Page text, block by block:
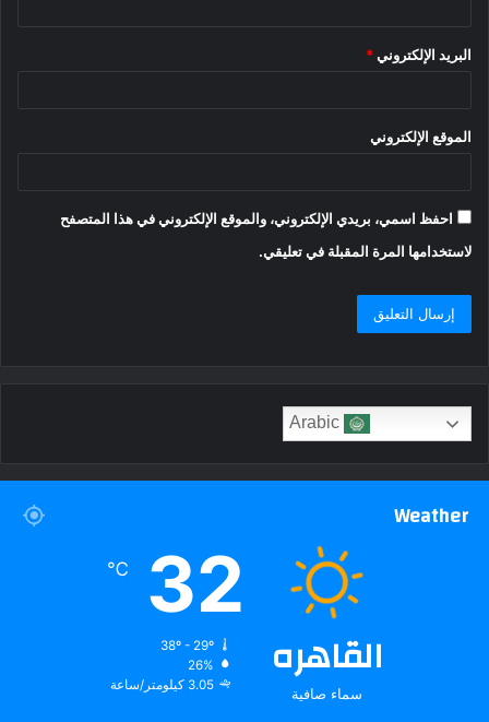
البريد الإلكتروني *
الموقع الإلكتروني
احفظ اسمي، بريدي الإلكتروني، والموقع الإلكتروني في هذا المتصفح
لاستخدامها المرة المقبلة في تعليقي.
Weather
القاهره
سماء صافية
32
℃
38º - 29º
26%
3.05 كيلومتر/ساعة